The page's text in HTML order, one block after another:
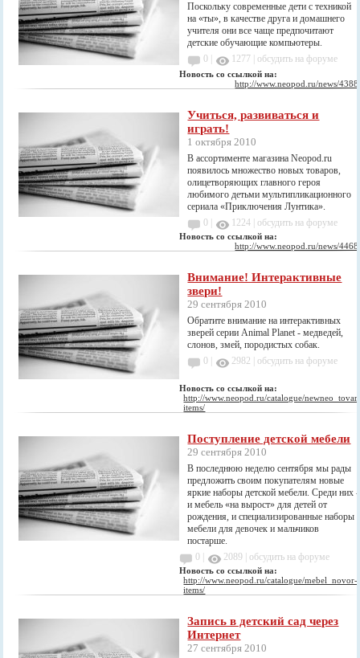
Поскольку современные дети с техникой
на «ты», в качестве друга и домашнего
учителя они все чаще предпочитают
детские обучающие компьютеры.
0 |
1277 |обсудить на форуме
Новость со ссылкой на:
http://www.neopod.ru/news/
Учиться, развиваться и
играть!
1 октября 2010
В ассортименте магазина Neopod.ru
появилось множество новых товаров,
олицетворяющих главного героя
любимого детьми мультипликационного
сериала «Приключения Лунтика».
0 |
1224 |обсудить на форуме
Новость со ссылкой на:
http://www.neopod.ru/news/
Внимание! Интерактивные
звери!
29 сентября 2010
Обратите внимание на интерактивных
зверей серии Animal Planet - медведей,
слонов, змей, породистых собак.
0 |
2982 |обсудить на форуме
Новость со ссылкой на:
http://www.neopod.ru/catalogue/
items/
Поступление детской мебели
29 сентября 2010
В последнюю неделю сентября мы рады
предложить своим покупателям новые
яркие наборы детской мебели. Среди них -
и мебель «на вырост» для детей от
рождения, и специализированные наборы
мебели для девочек и мальчиков
постарше.
0 |
2089 |обсудить на форуме
Новость со ссылкой на:
http://www.neopod.ru/catalogue/mebel_novor-
items/
Запись в детский сад через
Интернет
27 сентября 2010